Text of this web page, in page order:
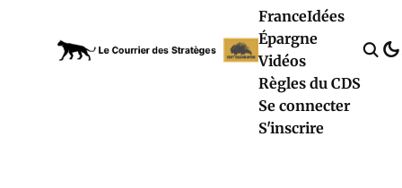
FranceIdées
Épargne
Vidéos
Règles du CDS
Se connecter
S'inscrire